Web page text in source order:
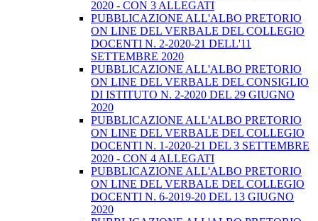
2020 - CON 3 ALLEGATI
PUBBLICAZIONE ALL'ALBO PRETORIO
ON LINE DEL VERBALE DEL COLLEGIO
DOCENTI N. 2-2020-21 DELL'11
SETTEMBRE 2020
PUBBLICAZIONE ALL'ALBO PRETORIO
ON LINE DEL VERBALE DEL CONSIGLIO
DI ISTITUTO N. 2-2020 DEL 29 GIUGNO
2020
PUBBLICAZIONE ALL'ALBO PRETORIO
ON LINE DEL VERBALE DEL COLLEGIO
DOCENTI N. 1-2020-21 DEL 3 SETTEMBRE
2020 - CON 4 ALLEGATI
PUBBLICAZIONE ALL'ALBO PRETORIO
ON LINE DEL VERBALE DEL COLLEGIO
DOCENTI N. 6-2019-20 DEL 13 GIUGNO
2020